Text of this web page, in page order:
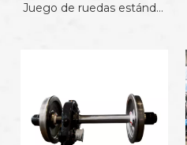
Juego de ruedas estándar